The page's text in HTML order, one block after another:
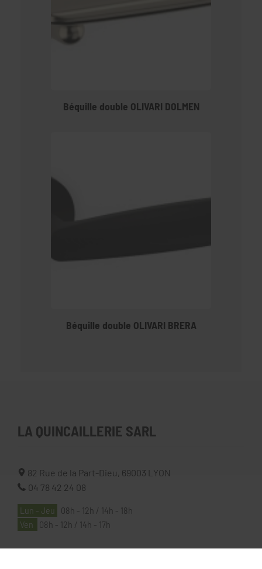
Béquille double OLIVARI DOLMEN
Béquille double OLIVARI BRERA
LA QUINCAILLERIE SARL
82 Rue de la Part-Dieu, 69003
LYON
04 78 42 24 08
Lun - Jeu
08h - 12h / 14h - 18h
Ven
08h - 12h / 14h - 17h